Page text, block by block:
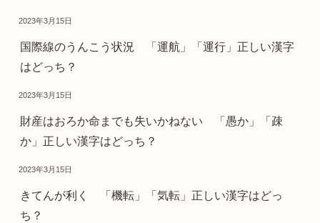
2023年3月15日
国際線のうんこう状況 「運航」「運行」正しい漢字
はどっち？
2023年3月15日
財産はおろか命までも失いかねない 「愚か」「疎
か」正しい漢字はどっち？
2023年3月15日
きてんが利く 「機転」「気転」正しい漢字はどっ
ち？